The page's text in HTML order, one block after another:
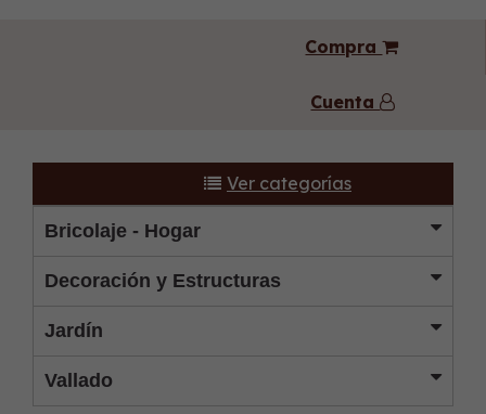
Compra
Cuenta
Ver categorías
Bricolaje - Hogar
Decoración y Estructuras
Jardín
Vallado